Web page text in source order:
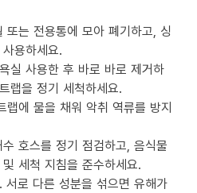
또는 전용통에 모아 폐기하고, 싱
용하세요.
실 사용한 후 바로 바로 제거하
랩을 정기 세척하세요.
랩에 물을 채워 악취 역류를 방지
호스를 정기 점검하고, 음식물
세척 지침을 준수하세요.
서로 다른 성분을 섞으면 유해가